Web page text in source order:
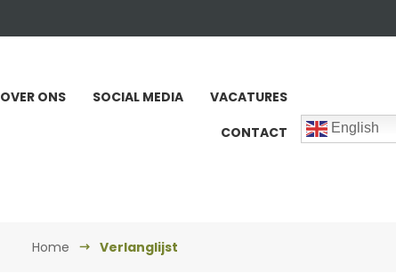
OVER ONS SOCIAL MEDIA
VACATURES
CONTACT
English
Home Verlanglijst